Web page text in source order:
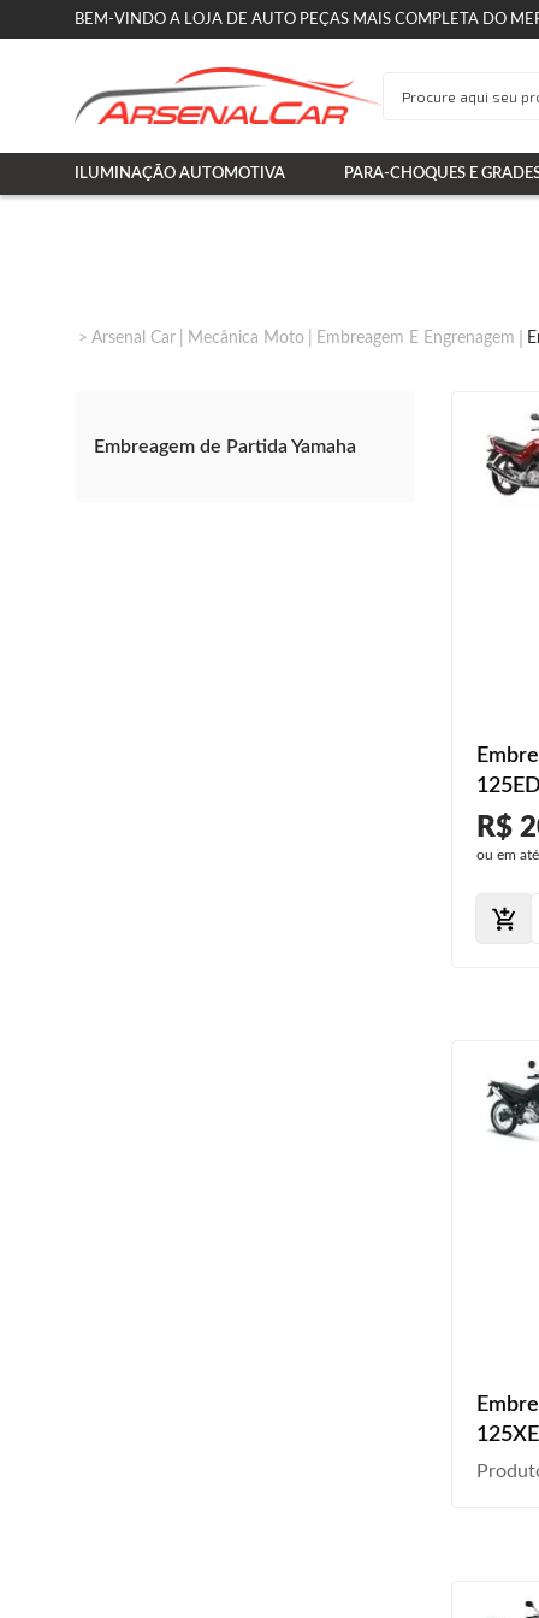
BEM-VINDO A LOJA DE AUTO PEÇAS MAIS COMPLETA DO
ILUMINAÇÃO AUTOMOTIVA PARA-CHOQUES E
Arsenal Car Mecânica Moto Embreagem E Engrenagem
Embreagem de Partida Yamaha
R$
ou em até
2012